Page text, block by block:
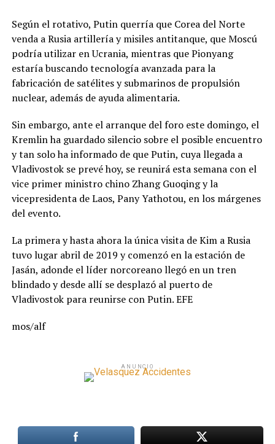
Según el rotativo, Putin querría que Corea del Norte
venda a Rusia artillería y misiles antitanque, que Moscú
podría utilizar en Ucrania, mientras que Pionyang
estaría buscando tecnología avanzada para la
fabricación de satélites y submarinos de propulsión
nuclear, además de ayuda alimentaria.
Sin embargo, ante el arranque del foro este domingo, el
Kremlin ha guardado silencio sobre el posible encuentro
y tan solo ha informado de que Putin, cuya llegada a
Vladivostok se prevé hoy, se reunirá esta semana con el
vice primer ministro chino Zhang Guoqing y la
vicepresidenta de Laos, Pany Yathotou, en los márgenes
del evento.
La primera y hasta ahora la única visita de Kim a Rusia
tuvo lugar abril de 2019 y comenzó en la estación de
Jasán, adonde el líder norcoreano llegó en un tren
blindado y desde allí se desplazó al puerto de
Vladivostok para reunirse con Putin. EFE
mos/alf
ANUNCIO